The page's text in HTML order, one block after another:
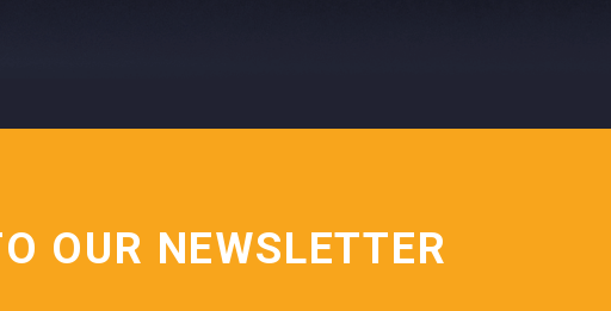
OUR NEWSLETTER